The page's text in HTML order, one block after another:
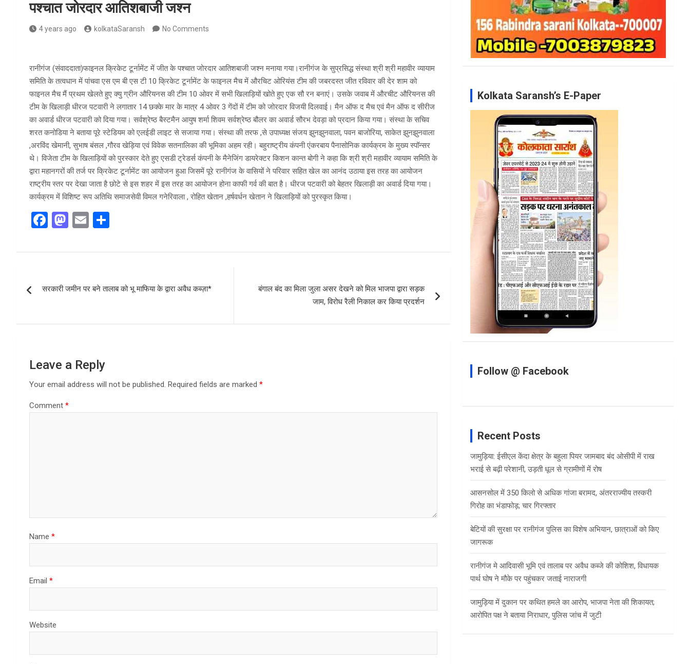
पश्चात जोरदार आतिशबाजी जश्न
4 years ago kolkataSaransh No Comments
रानीगंज (संवाददाता)फाइनल क्रिकेट टूर्नामेंट में जीत के पश्चात जोरदार आतिशबाजी जश्न मनाया गया।रानीगंज के सुप्रसिद्ध संस्था श्री श्री महावीर व्यायाम
समिति के तत्वधान में पांचवा एस एम बी एस टी 10 क्रिकेट टूर्नामेंट के फाइनल मैच में औरचिट ओरियंस टीम की जबरदस्त जीत रविवार की देर शाम को
फाइनल मैच मैं प्रथम खेलते हुए क्यु ग्रीन औरियनस की टीम 10 ओवर में सभी खिलाड़ियों खोते हुए एक सौ रन बनाएं। उसके जवाब में औरचीट औरियनस की
टीम के खिलाड़ी धीरज पटवारी ने लगातार 14 छक्के मार के मात्र 4 ओवर 3 गेंदों में टीम को जोरदार विजयी दिलवाई। मैन ऑफ द मैच एवं मैन ऑफ द सीरीज
का अवार्ड धीरज पटवारी को दिया गया। सर्वश्रेष्ठ बैस्टमैन आयुष शर्मा शिवम सर्वश्रेष्ठ बौलर का अवार्ड सौरभ देवड़ा को प्रदान किया गया। संस्था के सचिव
शरत कनोडिया ने बताया पूरे स्टेडियम को एलईडी लाइट से सजाया गया। संस्था की तरफ ,से उपाध्यक्ष संजय झुनझुनवाला, पवन बाजोरिया, साकेत झुनझुनवाला
,अरविंद खेमानी, सुभाष बंसल ,गौरव खेड़िया एवं विवेक सतनालिका की भूमिका अहम रही। बहुराष्ट्रीय कंपनी एंकरबाय पैनासोनिक कार्यक्रम के मुख्य स्पॉन्सर
थे। विजेता टीम के खिलाड़ियों को पुरस्कार देते हुए एसडी ट्रेडर्स कंपनी के मैनेजिंग डायरेक्टर किशन कान्त बोगी ने कहा कि श्री श्री महावीर व्यायाम समिति के
द्वारा महानगरों की तर्ज पर क्रिकेट टूर्नामेंट का आयोजन हुआ जिसमें पूरे रानीगंज के वासियों ने परिवार सहित खेल का आनंद उठाया इस तरह का आयोजन
राष्ट्रीय स्तर पर देखा जाता है छोटे से इस शहर में इस तरह का आयोजन होना काफी गर्व की बात है। धीरज पटवारी को बेहतर खिलाड़ी का अवार्ड दिया गया।
कार्यक्रम में विशिष्ट रूप अतिथि समाजसेवी विमल गनेरिवाला , रोहित खेतान ,हर्षवर्धन खेतान ने खिलाड़ियों को पुरस्कृत किया।
F
ce
o
k
M
st
d
n
E
ail ar
navigation
सरकारी जमीन पर बने तालाब को भू माफिया के द्वारा अवैध कब्ज़ा*
बंगाल बंद का मिला जुला असर देखने को मिल भाजपा द्वारा सड़क
जाम, विरोध रैली निकाल कर किया प्रदर्शन
Leave a Reply
Your email address will not be published. Required fields are marked *
Comment *
Name *
Email *
Website
Kolkata Saransh’s E-Paper
Follow @ Facebook
Recent Posts
जामुड़िया: ईसीएल केंदा क्षेत्र के बहुला पियर जामबाद बंद ओसीपी में राख
भराई से बढ़ी परेशानी, उड़ती धूल से ग्रामीणों में रोष
आसनसोल में 350 किलो से अधिक गांजा बरामद, अंतरराज्यीय तस्करी
गिरोह का भंडाफोड़; चार गिरफ्तार
बेटियों की सुरक्षा पर रानीगंज पुलिस का विशेष अभियान, छात्राओं को किए
जागरूक
रानीगंज मे आदिवासी भूमि एवं तालाब पर अवैध कब्जे की कोशिश, विधायक
पार्थ घोष ने मौके पर पहुंचकर जताई नाराजगी
जामुड़िया में दुकान पर कथित हमले का आरोप, भाजपा नेता की शिकायत;
आरोपित पक्ष ने बताया निराधार, पुलिस जांच में जुटी